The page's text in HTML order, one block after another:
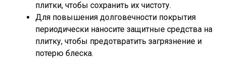
плитки, чтобы сохранить их чистоту.
Для повышения долговечности покрытия
периодически наносите защитные средства на
плитку, чтобы предотвратить загрязнение и
потерю блеска.